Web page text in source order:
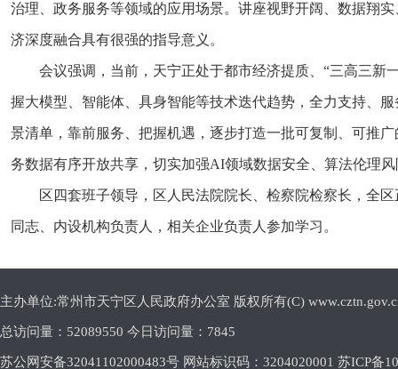
治理、政务服务等领域的应用场景。讲座视野开阔、数据翔
济深度融合具有很强的指导意义。
会议强调，当前，天宁正处于都市经济提质、“三高三新
握大模型、智能体、具身智能等技术迭代趋势，全力支持、
景清单，靠前服务、把握机遇，逐步打造一批可复制、可推
务数据有序开放共享，切实加强AI领域数据安全、算法伦理
区四套班子领导，区人民法院院长、检察院检察长，全
同志、内设机构负责人，相关企业负责人参加学习。
主办单位:常州市天宁区人民政府办公室 版权所有(C)
总访问量： 52089550 今日访问量： 7845
苏公网安备32041102000483号 网站标识码：3204020001 苏ICP备